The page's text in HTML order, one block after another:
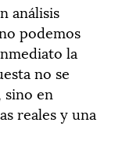
análisis
podemos
la
no se
sino en
reales y una